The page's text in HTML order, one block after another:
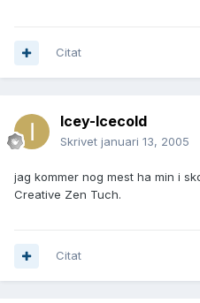
Citat
Icey-Icecold
Skrivet januari 13, 2005
jag kommer nog mest ha min i
Creative Zen Tuch.
Citat